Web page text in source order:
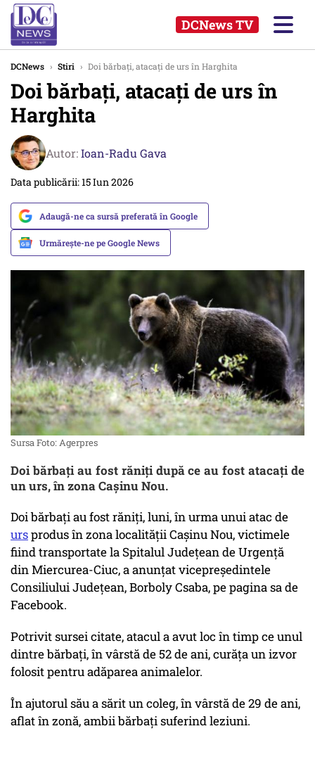
DCNews TV
DCNews › Stiri › Doi bărbați, atacați de urs în Harghita
Doi bărbați, atacați de urs în
Harghita
Autor:Ioan-Radu Gava
Data publicării: 15 Iun 2026
Adaugă-ne ca sursă preferată în Google
Urmărește-ne pe Google News
Sursa Foto: Agerpres
Doi bărbaţi au fost răniţi după ce au fost atacaţi de
un urs, în zona Caşinu Nou.
Doi bărbaţi au fost răniţi, luni, în urma unui atac de
ursprodus în zona localităţii Caşinu Nou, victimele
fiind transportate la Spitalul Judeţean de Urgenţă
din Miercurea-Ciuc, a anunţat vicepreşedintele
Consiliului Judeţean, Borboly Csaba, pe pagina sa de
Facebook.
Potrivit sursei citate, atacul a avut loc în timp ce unul
dintre bărbaţi, în vârstă de 52 de ani, curăţa un izvor
folosit pentru adăparea animalelor.
În ajutorul său a sărit un coleg, în vârstă de 29 de ani,
aflat în zonă, ambii bărbaţi suferind leziuni.